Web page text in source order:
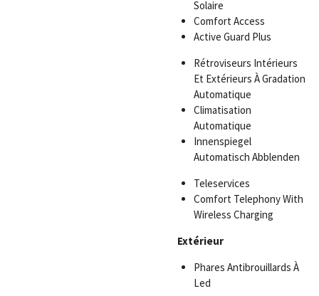
Solaire
Comfort Access
Active Guard Plus
Rétroviseurs Intérieurs
Et Extérieurs À Gradation
Automatique
Climatisation
Automatique
Innenspiegel
Automatisch Abblenden
Teleservices
Comfort Telephony With
Wireless Charging
Extérieur
Phares Antibrouillards À
Led